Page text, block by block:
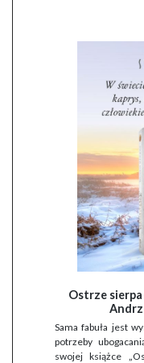
Ostrze
Sama fabuła jest
potrzeby
swojej książce